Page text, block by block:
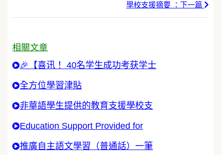
學校支援摘要 ：下一篇
相關文章
🎉【喜讯！ 40名学生成功考获学士
全方位學習津貼
非華語學生提供的教育支援學校支
Education Support Provided for
推廣自主語文學習（普通話）一筆